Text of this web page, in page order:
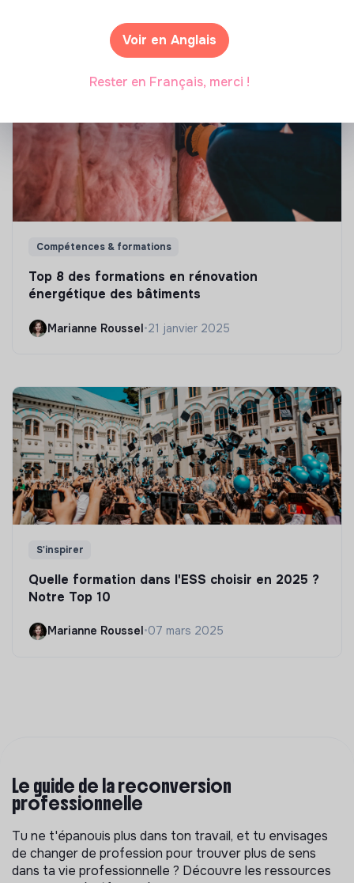
Marianne Roussel•09 janvier 2024
Compétences & formations
Top 8 des formations en rénovation
énergétique des bâtiments
Marianne Roussel•21 janvier 2025
S'inspirer
Quelle formation dans l'ESS choisir en 2025 ?
Notre Top 10
Marianne Roussel •07 mars 2025
Le guide de la reconversion
professionnelle
Tu ne t'épanouis plus dans ton travail, et tu envisages
de changer de profession pour trouver plus de sens
dans ta vie professionnelle ? Découvre les ressources
Voir en Anglais
Rester en Français, merci !